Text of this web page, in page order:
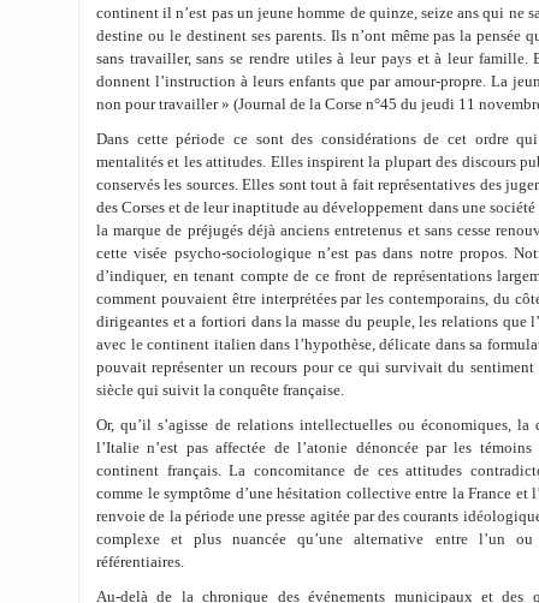
continent il n’est pas un jeune homme de quinze, seize ans qui ne
destine ou le destinent ses parents. Ils n’ont même pas la pensée
sans travailler, sans se rendre utiles à leur pays et à leur famille.
donnent l’instruction à leurs enfants que par amour-propre. La
non pour travailler » (Journal de la Corse n°45 du jeudi 11
Dans cette période ce sont des considérations de cet ordre
mentalités et les attitudes. Elles inspirent la plupart des discours
conservés les sources. Elles sont tout à fait représentatives des
des Corses et de leur inaptitude au développement dans une
la marque de préjugés déjà anciens entretenus et sans cesse
cette visée psycho-sociologique n’est pas dans notre propos.
d’indiquer, en tenant compte de ce front de représentations
comment pouvaient être interprétées par les contemporains, du
dirigeantes et a fortiori dans la masse du peuple, les relations que
avec le continent italien dans l’hypothèse, délicate dans sa
pouvait représenter un recours pour ce qui survivait du sentiment
siècle qui suivit la conquête française.
Or, qu’il s’agisse de relations intellectuelles ou économiques, la
l’Italie n’est pas affectée de l’atonie dénoncée par les
continent français. La concomitance de ces attitudes
comme le symptôme d’une hésitation collective entre la France et
renvoie de la période une presse agitée par des courants
complexe et plus nuancée qu’une alternative entre l’un ou
référentiaires.
Au-delà de la chronique des événements municipaux et des